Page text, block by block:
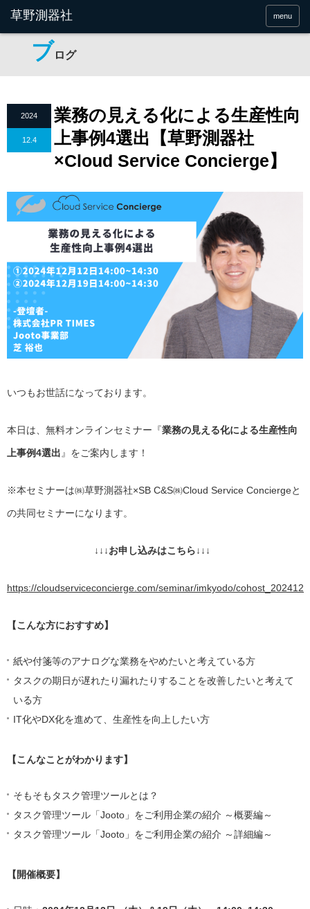
menu
ブログ
2024
12.4
業務の見える化による生産性向
上事例4選出【草野測器社
×Cloud Service Concierge】
いつもお世話になっております。
本日は、無料オンラインセミナー『業務の見える化による生産性向
上事例4選出 』をご案内します！
※本セミナーは㈱草野測器社×SB C&S㈱Cloud Service Conciergeと
の共同セミナーになります。
↓↓↓お申し込みはこちら↓↓↓
https://cloudserviceconcierge.com/seminar/imkyodo/cohost_202412
【こんな方におすすめ】
紙や付箋等のアナログな業務をやめたいと考えている方
タスクの期日が遅れたり漏れたりすることを改善したいと考えて
いる方
IT化やDX化を進めて、生産性を向上したい方
【こんなことがわかります】
そもそもタスク管理ツールとは？
タスク管理ツール「Jooto」をご利用企業の紹介 ～概要編～
タスク管理ツール「Jooto」をご利用企業の紹介 ～詳細編～
【開催概要】